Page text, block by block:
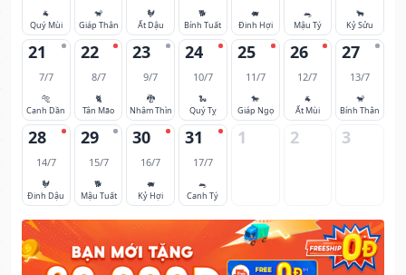
🐐
Quý Mùi
🐒
Giáp Thân
🐓
Ất Dậu
🐕
Bính Tuất
🐖
Đinh Hợi
🐀
Mậu Tý
🐂
Kỷ Sửu
21
7/7
🐅
Canh Dần
22
8/7
🐈
Tân Mão
23
9/7
🐉
Nhâm Thìn
24
10/7
🐍
Quý Tỵ
25
11/7
🐎
Giáp Ngọ
26
12/7
🐐
Ất Mùi
27
13/7
🐒
Bính Thân
28
14/7
🐓
Đinh Dậu
29
15/7
🐕
Mậu Tuất
30
16/7
🐖
Kỷ Hợi
31
17/7
🐀
Canh Tý
1 2 3